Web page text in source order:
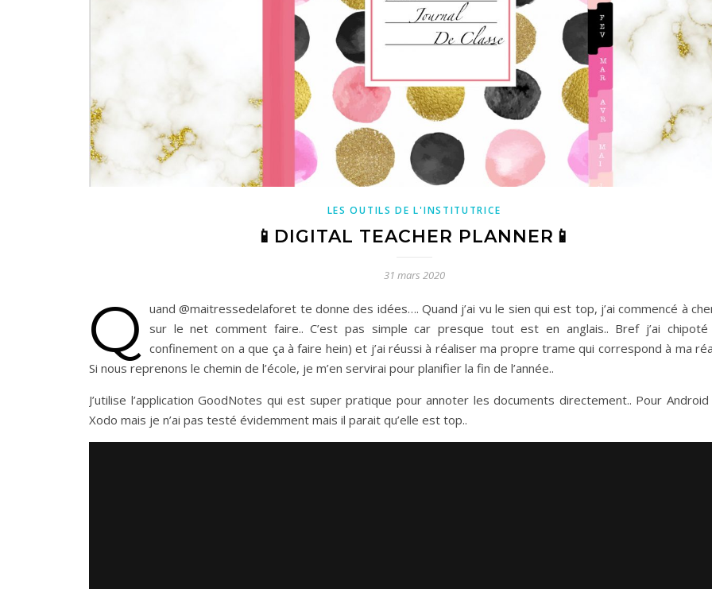
LES OUTILS DE L'INSTITUTRICE
📱DIGITAL TEACHER PLANNER📱
31 mars 2020
Q
uand @maitressedelaforet te donne des idées…. Quand j’ai vu le sien qui est top, j’ai commencé à
sur le net comment faire.. C’est pas simple car presque tout est en anglais.. Bref j’ai
confinement on a que ça à faire hein) et j’ai réussi à réaliser ma propre trame qui correspond à ma
Si nous reprenons le chemin de l’école, je m’en servirai pour planifier la fin de l’année..
J’utilise l’application GoodNotes qui est super pratique pour annoter les documents directement.. Pour
Xodo mais je n’ai pas testé évidemment mais il parait qu’elle est top..